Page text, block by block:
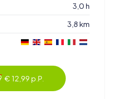
3,0 h
3,8 km
€ 12,99 p.P.